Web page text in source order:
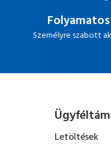
Személyre szabott
Letöltések